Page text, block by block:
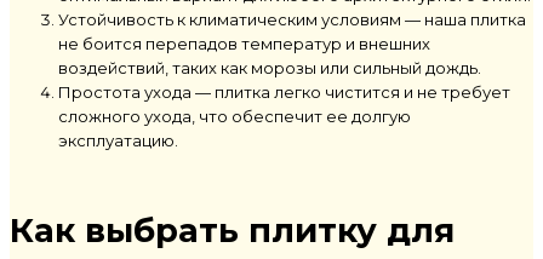
Устойчивость к климатическим условиям — наша плитка
не боится перепадов температур и внешних
воздействий, таких как морозы или сильный дождь.
Простота ухода — плитка легко чистится и не требует
сложного ухода, что обеспечит ее долгую
эксплуатацию.
Как выбрать плитку для